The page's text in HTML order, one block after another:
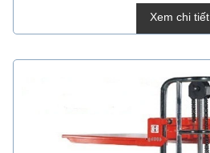
Xem chi tiết